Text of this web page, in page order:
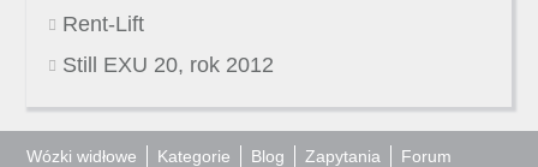
Rent-Lift
Still EXU 20, rok 2012
Wózki widłowe Kategorie Blog Zapytania Forum